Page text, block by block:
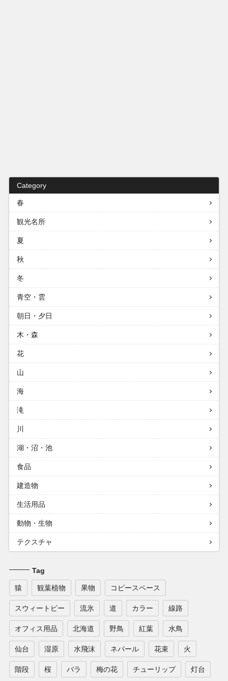
Category
春
観光名所
夏
秋
冬
青空・雲
朝日・夕日
木・森
花
山
海
滝
川
湖・沼・池
食品
建造物
生活用品
動物・生物
テクスチャ
Tag
猿 観葉植物 果物 コピースペース
スウィートピー 流氷 道 カラー 線路
オフィス用品 北海道 野鳥 紅葉 水鳥
仙台 湿原 水飛沫 ネパール 花束 火
階段 桜 バラ 梅の花 チューリップ 灯台